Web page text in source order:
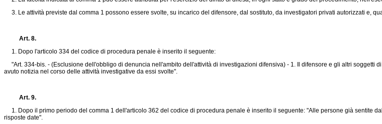
3. Le attività previste dal comma 1 possono essere svolte, su incarico del difensore, dal sostituto, da investigatori privati autorizzati e,
Art. 8.
1. Dopo l'articolo 334 del codice di procedura penale è inserito il seguente:
"Art. 334-bis. - (Esclusione dell'obbligo di denuncia nell'ambito dell'attività di investigazioni difensiva) - 1. Il difensore e gli altri
avuto notizia nel corso delle attività investigative da essi svolte".
Art. 9.
1. Dopo il primo periodo del comma 1 dell'articolo 362 del codice di procedura penale è inserito il seguente: "Alle persone già sentite
risposte date".